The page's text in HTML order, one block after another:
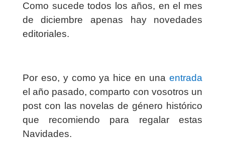
Como sucede todos los años, en el mes
de diciembre apenas hay novedades
editoriales.
Por eso, y como ya hice en unaentrada
el año pasado, comparto con vosotros un
post con las novelas de género histórico
que recomiendo para regalar estas
Navidades.